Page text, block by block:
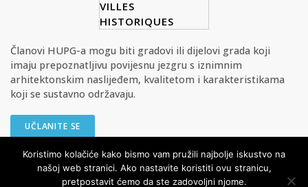
Članovi HUPG-a mogu biti gradovi ili dijelovi grada koji
imaju prepoznatljivu povijesnu jezgru s iznimnim
arhitektonskim naslijeđem, kvalitetom i karakteristikama
koji se sustavno održavaju.
UČLANITE SE
© HUPG - Hrvatska udruga povijesnih gradova Sva prava pridržana
Koristimo kolačiće kako bismo vam pružili najbolje iskustvo na
našoj web stranici. Ako nastavite koristiti ovu stranicu,
pretpostavit ćemo da ste zadovoljni njome.